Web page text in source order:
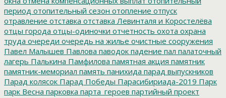
период отопительный сезон отопление отпуск
отравление отставка отставка Левинталя и Коростелёва
отцы города отцы-одиночки отчетность охота охрана
труда очереди очередь на жилье очистные сооружения
Павел Малышев Павлова паводок падение пал палаточный
лагерь Палькина Памфилова памятная акция памятник
памятник-мемориал память панихида парад выпускников
Парад колясок Парад Победы Парасибириада-2019 Парк
парк Весна парковка парта_героев партийный проект